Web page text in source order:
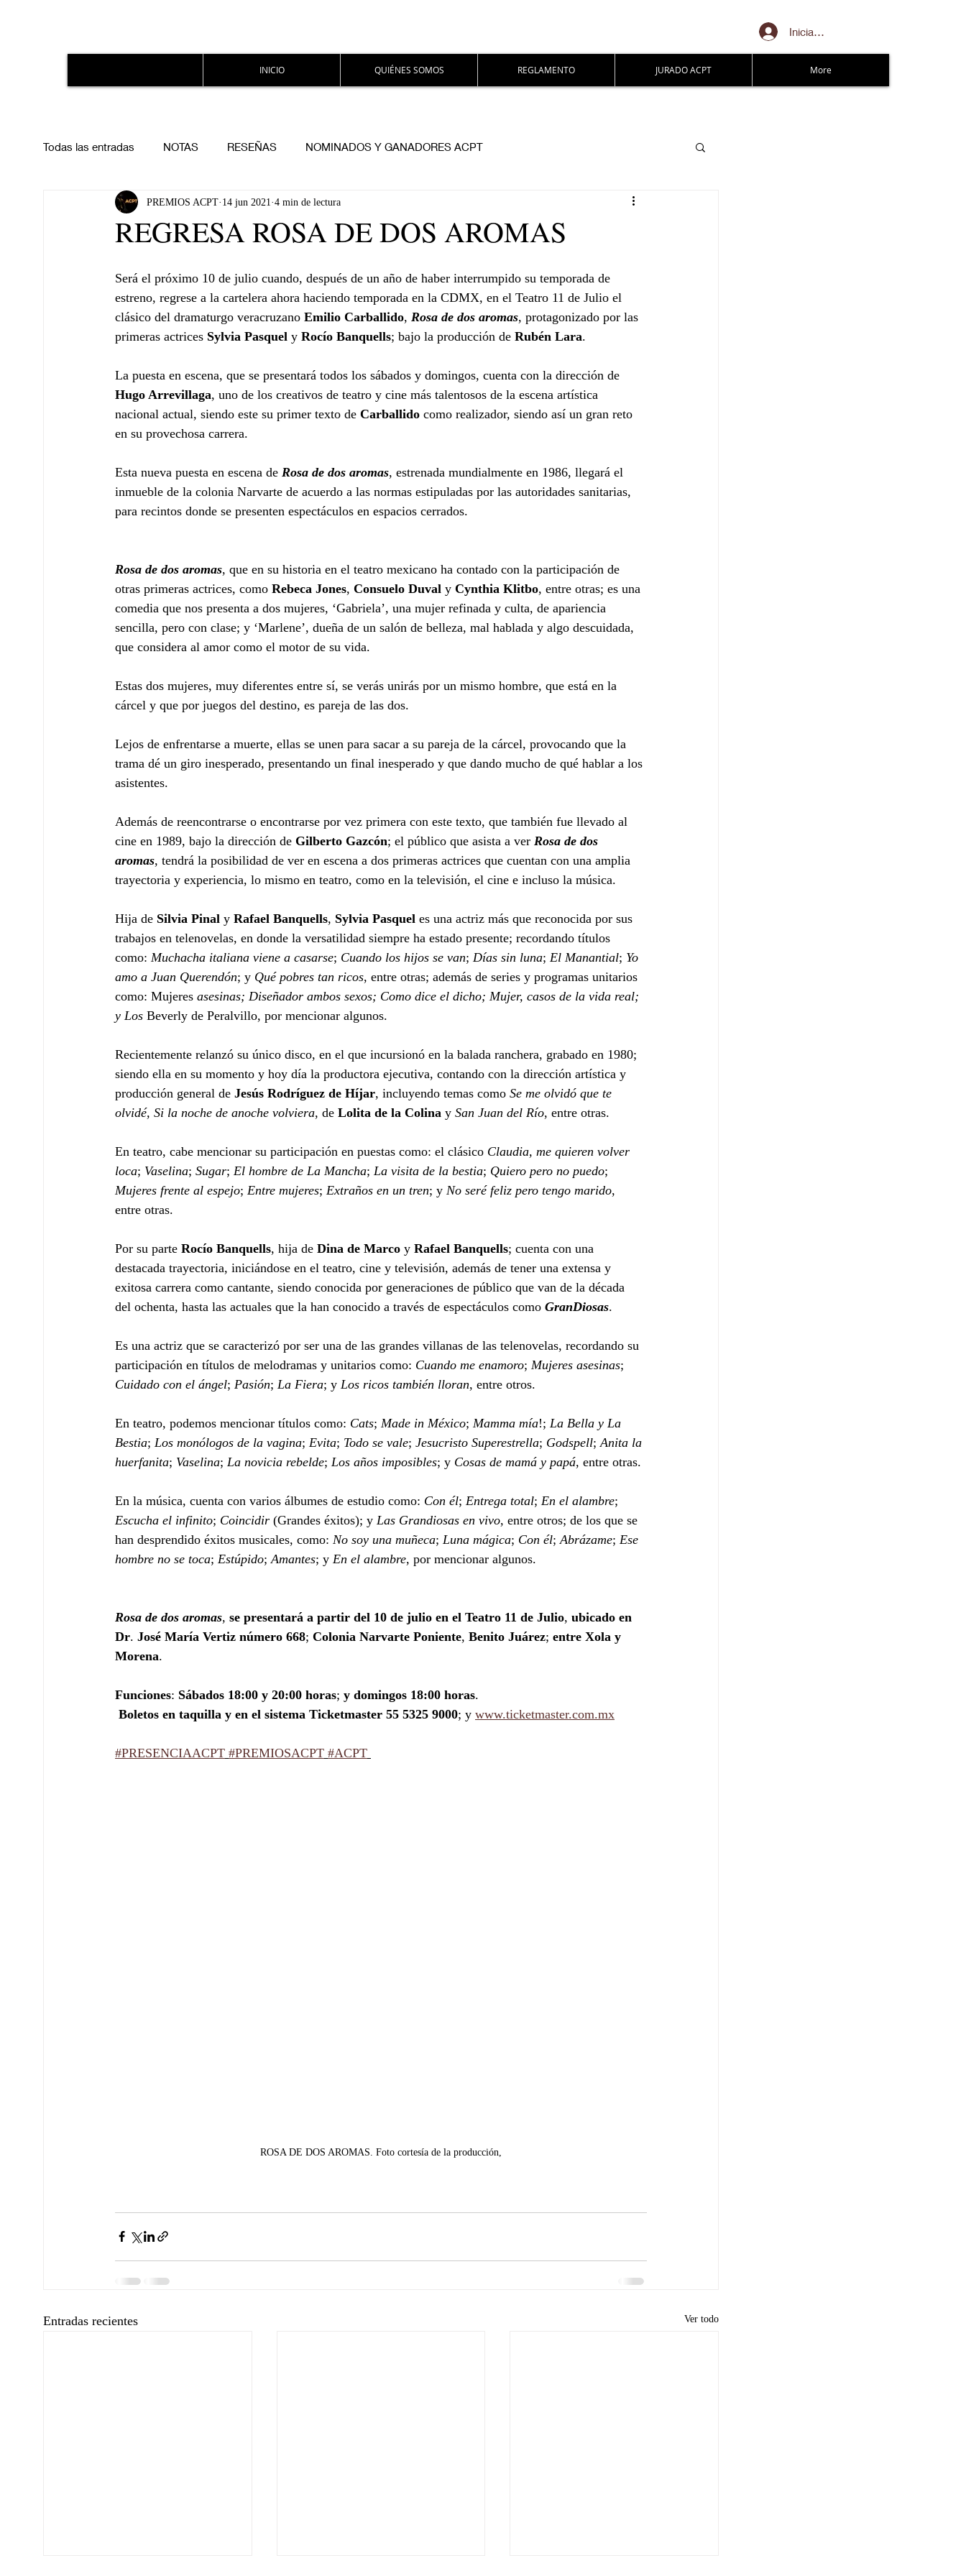
Iniciar sesión
INICIO QUIÉNES SOMOS REGLAMENTO JURADO ACPT More
Todas las entradas NOTAS RESEÑAS NOMINADOS Y GANADORES ACPT
REGRESA ROSA DE DOS AROMAS
PREMIOS ACPT 14 jun 2021 4 min de lectura
Será el próximo 10 de julio cuando, después de un año de haber interrumpido su temporada de
estreno, regrese a la cartelera ahora haciendo temporada en la CDMX, en el Teatro 11 de Julio el
clásico del dramaturgo veracruzano Emilio Carballido, Rosa de dos aromas, protagonizado por las
primeras actrices Sylvia Pasquel y Rocío Banquells; bajo la producción de Rubén Lara.
La puesta en escena, que se presentará todos los sábados y domingos, cuenta con la dirección de
Hugo Arrevillaga, uno de los creativos de teatro y cine más talentosos de la escena artística
nacional actual, siendo este su primer texto de Carballido como realizador, siendo así un gran reto
en su provechosa carrera.
Esta nueva puesta en escena de Rosa de dos aromas, estrenada mundialmente en 1986, llegará el
inmueble de la colonia Narvarte de acuerdo a las normas estipuladas por las autoridades sanitarias,
para recintos donde se presenten espectáculos en espacios cerrados.
Rosa de dos aromas, que en su historia en el teatro mexicano ha contado con la participación de
otras primeras actrices, como Rebeca Jones, Consuelo Duval y Cynthia Klitbo, entre otras; es una
comedia que nos presenta a dos mujeres, ‘Gabriela’, una mujer refinada y culta, de apariencia
sencilla, pero con clase; y ‘Marlene’, dueña de un salón de belleza, mal hablada y algo descuidada,
que considera al amor como el motor de su vida.
Estas dos mujeres, muy diferentes entre sí, se verás unirás por un mismo hombre, que está en la
cárcel y que por juegos del destino, es pareja de las dos.
Lejos de enfrentarse a muerte, ellas se unen para sacar a su pareja de la cárcel, provocando que la
trama dé un giro inesperado, presentando un final inesperado y que dando mucho de qué hablar a los
asistentes.
Además de reencontrarse o encontrarse por vez primera con este texto, que también fue llevado al
cine en 1989, bajo la dirección de Gilberto Gazcón; el público que asista a ver Rosa de dos
aromas, tendrá la posibilidad de ver en escena a dos primeras actrices que cuentan con una amplia
trayectoria y experiencia, lo mismo en teatro, como en la televisión, el cine e incluso la música.
Hija de Silvia Pinal y Rafael Banquells, Sylvia Pasquel es una actriz más que reconocida por sus
trabajos en telenovelas, en donde la versatilidad siempre ha estado presente; recordando títulos
como: Muchacha italiana viene a casarse; Cuando los hijos se van; Días sin luna; El Manantial; Yo
amo a Juan Querendón; y Qué pobres tan ricos, entre otras; además de series y programas unitarios
como: Mujeres asesinas; Diseñador ambos sexos; Como dice el dicho; Mujer, casos de la vida real;
y Los Beverly de Peralvillo, por mencionar algunos.
Recientemente relanzó su único disco, en el que incursionó en la balada ranchera, grabado en 1980;
siendo ella en su momento y hoy día la productora ejecutiva, contando con la dirección artística y
producción general de Jesús Rodríguez de Híjar, incluyendo temas como Se me olvidó que te
olvidé, Si la noche de anoche volviera, de Lolita de la Colina y San Juan del Río, entre otras.
En teatro, cabe mencionar su participación en puestas como: el clásico Claudia, me quieren volver
loca; Vaselina; Sugar; El hombre de La Mancha; La visita de la bestia; Quiero pero no puedo;
Mujeres frente al espejo; Entre mujeres; Extraños en un tren; y No seré feliz pero tengo marido,
entre otras.
Por su parte Rocío Banquells, hija de Dina de Marco y Rafael Banquells; cuenta con una
destacada trayectoria, iniciándose en el teatro, cine y televisión, además de tener una extensa y
exitosa carrera como cantante, siendo conocida por generaciones de público que van de la década
del ochenta, hasta las actuales que la han conocido a través de espectáculos como GranDiosas.
Es una actriz que se caracterizó por ser una de las grandes villanas de las telenovelas, recordando su
participación en títulos de melodramas y unitarios como: Cuando me enamoro; Mujeres asesinas;
Cuidado con el ángel; Pasión; La Fiera; y Los ricos también lloran, entre otros.
En teatro, podemos mencionar títulos como: Cats; Made in México; Mamma mía!; La Bella y La
Bestia; Los monólogos de la vagina; Evita; Todo se vale; Jesucristo Superestrella; Godspell; Anita la
huerfanita; Vaselina; La novicia rebelde; Los años imposibles; y Cosas de mamá y papá, entre otras.
En la música, cuenta con varios álbumes de estudio como: Con él; Entrega total; En el alambre;
Escucha el infinito; Coincidir (Grandes éxitos); y Las Grandiosas en vivo, entre otros; de los que se
han desprendido éxitos musicales, como: No soy una muñeca; Luna mágica; Con él; Abrázame; Ese
hombre no se toca; Estúpido; Amantes; y En el alambre, por mencionar algunos.
Rosa de dos aromas, se presentará a partir del 10 de julio en el Teatro 11 de Julio, ubicado en
Dr. José María Vertiz número 668; Colonia Narvarte Poniente, Benito Juárez; entre Xola y
Morena.
Funciones: Sábados 18:00 y 20:00 horas; y domingos 18:00 horas.
Boletos en taquilla y en el sistema Ticketmaster 55 5325 9000; y www.ticketmaster.com.mx
#PRESENCIAACPT #PREMIOSACPT #ACPT
ROSA DE DOS AROMAS. Foto cortesía de la producción,
Entradas recientes Ver todo